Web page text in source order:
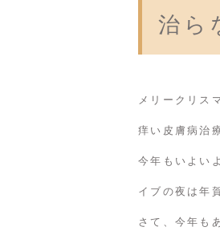
治ら
メリークリス
痒い皮膚病治
今年もいよい
イブの夜は年
さて、今年も